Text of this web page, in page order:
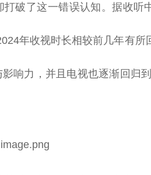
打破了这一错误认知。据收听
年收视时长相较前几年有所
响力，并且电视也逐渐回归